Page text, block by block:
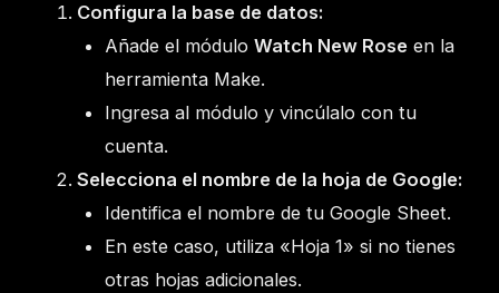
Configura la base de datos:
Añade el módulo Watch New Roseen la
herramienta Make.
Ingresa al módulo y vincúlalo con tu
cuenta.
Selecciona el nombre de la hoja de Google:
Identifica el nombre de tu Google Sheet.
En este caso, utiliza «Hoja 1» si no tienes
otras hojas adicionales.